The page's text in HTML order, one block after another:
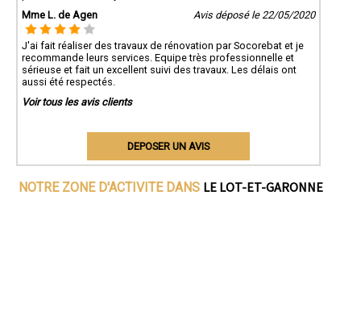
Mme L. de Agen
Avis déposé le 22/05/2020
J'ai fait réaliser des travaux de rénovation par Socorebat et je
recommande leurs services. Equipe très professionnelle et
sérieuse et fait un excellent suivi des travaux. Les délais ont
aussi été respectés.
Voir tous les avis clients
DEPOSER UN AVIS
NOTRE ZONE D'ACTIVITE DANS LE LOT-ET-GARONNE